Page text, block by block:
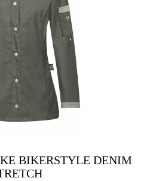
BIKERSTYLE DENIM